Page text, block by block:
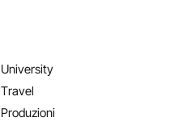
University
Travel
Produzioni